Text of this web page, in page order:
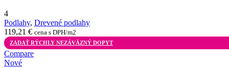
4
Podlahy, Drevené podlahy
119,21 € cena s DPH/m2
ZADAŤ RÝCHLY NEZÁVÄZNÝ DOPYT
Compare
Nové